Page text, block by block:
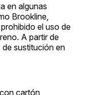
en algunas
Brookline,
el uso de
A partir de
sustitución en
cartón